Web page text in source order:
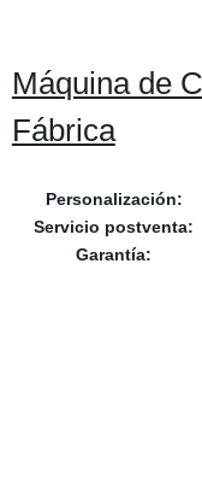
Máquina de
Fábrica
Personalización:
Servicio postventa:
Garantía: